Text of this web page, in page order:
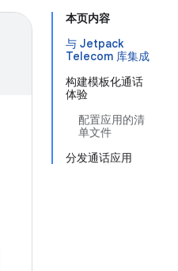
本页内容
与 Jetpack
Telecom 库集成
构建模板化通话
体验
配置应用的清
单文件
分发通话应用